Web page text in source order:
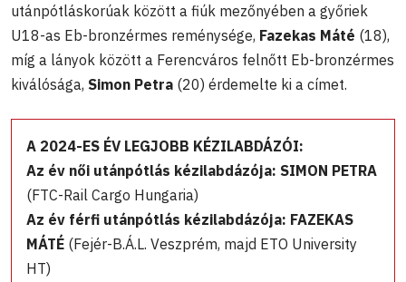
utánpótláskorúak között a fiúk mezőnyében a győriek
U18-as Eb-bronzérmes reménysége, Fazekas Máté (18),
míg a lányok között a Ferencváros felnőtt Eb-bronzérmes
kiválósága, Simon Petra (20) érdemelte ki a címet.
A 2024-ES ÉV LEGJOBB KÉZILABDÁZÓI:
Az év női utánpótlás kézilabdázója: SIMON PETRA
(FTC-Rail Cargo Hungaria)
Az év férfi utánpótlás kézilabdázója: FAZEKAS
MÁTÉ (Fejér-B.Á.L. Veszprém, majd ETO University
HT)